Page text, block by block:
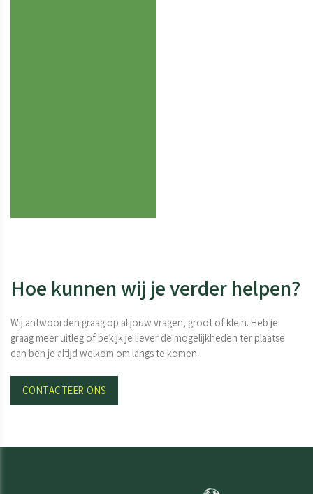
Hoe kunnen wij je verder helpen?
Wij antwoorden graag op al jouw vragen, groot of klein. Heb je
graag meer uitleg of bekijk je liever de mogelijkheden ter plaatse
dan ben je altijd welkom om langs te komen.
CONTACTEER ONS